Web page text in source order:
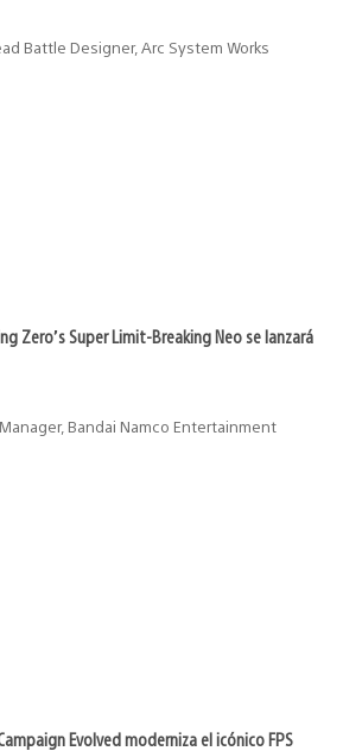
Battle Designer, Arc System Works
Zero’s Super Limit-Breaking Neo se lanzará
Bandai Namco Entertainment
Evolved moderniza el icónico FPS